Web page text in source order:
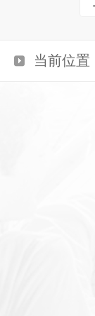
当前位置